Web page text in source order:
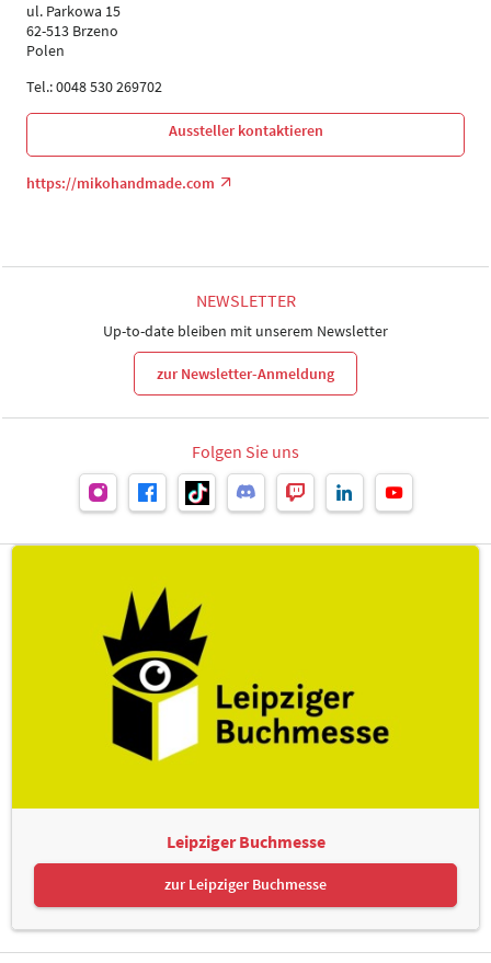
ul. Parkowa 15
62-513 Brzeno
Polen
Tel.: 0048 530 269702
Aussteller kontaktieren
https://mikohandmade.com
NEWSLETTER
Up-to-date bleiben mit unserem Newsletter
zur Newsletter-Anmeldung
Folgen Sie uns
Leipziger Buchmesse
zur Leipziger Buchmesse